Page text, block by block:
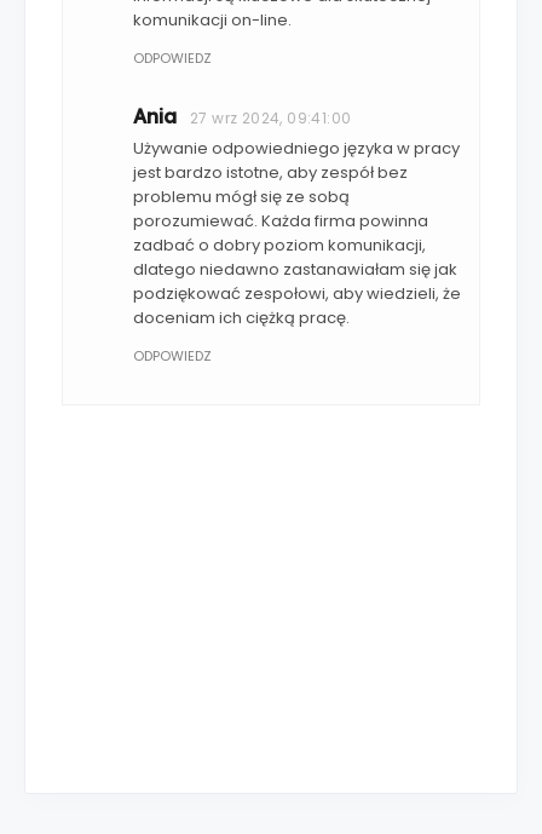
komunikacji on-line.
ODPOWIEDZ
Ania 27 wrz 2024, 09:41:00
Używanie odpowiedniego języka w pracy
jest bardzo istotne, aby zespół bez
problemu mógł się ze sobą
porozumiewać. Każda firma powinna
zadbać o dobry poziom komunikacji,
dlatego niedawno zastanawiałam się jak
podziękować zespołowi, aby wiedzieli, że
doceniam ich ciężką pracę.
ODPOWIEDZ